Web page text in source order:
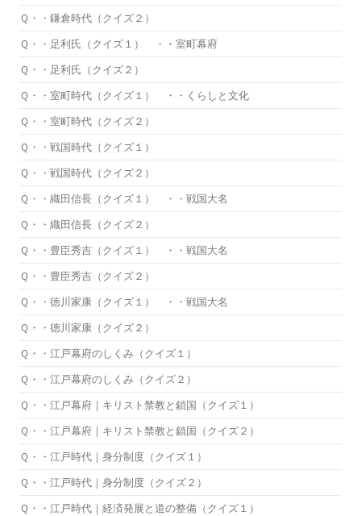
Ｑ・・鎌倉時代（クイズ２）
Ｑ・・足利氏（クイズ１） ・・室町幕府
Ｑ・・足利氏（クイズ２）
Ｑ・・室町時代（クイズ１） ・・くらしと文化
Ｑ・・室町時代（クイズ２）
Ｑ・・戦国時代（クイズ１）
Ｑ・・戦国時代（クイズ２）
Ｑ・・織田信長（クイズ１） ・・戦国大名
Ｑ・・織田信長（クイズ２）
Ｑ・・豊臣秀吉（クイズ１） ・・戦国大名
Ｑ・・豊臣秀吉（クイズ２）
Ｑ・・徳川家康（クイズ１） ・・戦国大名
Ｑ・・徳川家康（クイズ２）
Ｑ・・江戸幕府のしくみ（クイズ１）
Ｑ・・江戸幕府のしくみ（クイズ２）
Ｑ・・江戸幕府｜キリスト禁教と鎖国（クイズ１）
Ｑ・・江戸幕府｜キリスト禁教と鎖国（クイズ２）
Ｑ・・江戸時代｜身分制度（クイズ１）
Ｑ・・江戸時代｜身分制度（クイズ２）
Ｑ・・江戸時代｜経済発展と道の整備（クイズ１）